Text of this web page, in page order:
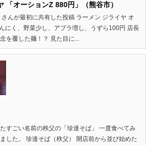
「オーションZ 880円」（熊谷市）
んが最初に共有した投稿 ラーメン ジライヤ オ
にく、野菜少し、アブラ増し、うずら100円 店長
を覆した麺！？ 見た目に...
すごい名前の秩父の「珍達そば」 一度食べてみ
した。 珍達そば（秩父） 開店前から並び始めた